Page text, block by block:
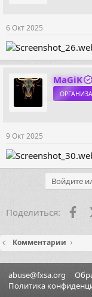
...
6 Окт 2025
MaGiK
9 Окт 2025
Войдите
Поделиться:
Комментарии
abuse@fxsa.org
Политика